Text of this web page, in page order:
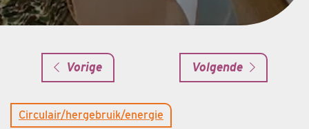
Vorige Volgende
Circulair/hergebruik/energie